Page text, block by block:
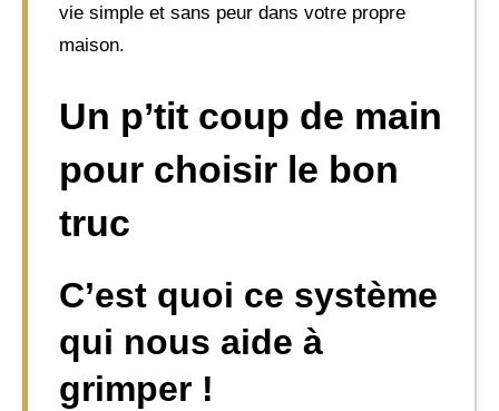
vie simple et sans peur dans votre propre
maison.
Un p’tit coup de main
pour choisir le bon
truc
C’est quoi ce système
qui nous aide à
grimper !